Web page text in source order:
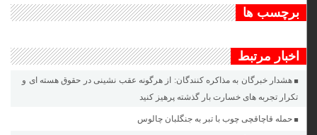
برچسب ها
اخبار مرتبط
هشدار خبرگان به مذاکره کنندگان: از هرگونه عقب نشینی در حقوق هسته ای و
تکرار تجربه های خسارت بار گذشته پرهیز کنید
حمله قاچاقچی چوب با تبر به جنگلبان چالوس